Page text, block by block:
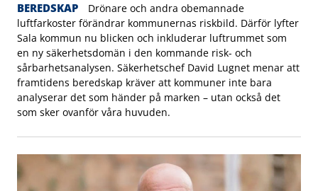
BEREDSKAP
Drönare och andra obemannade
luftfarkoster förändrar kommunernas riskbild. Därför lyfter
Sala kommun nu blicken och inkluderar luftrummet som
en ny säkerhetsdomän i den kommande risk- och
sårbarhetsanalysen. Säkerhetschef David Lugnet menar att
framtidens beredskap kräver att kommuner inte bara
analyserar det som händer på marken – utan också det
som sker ovanför våra huvuden.